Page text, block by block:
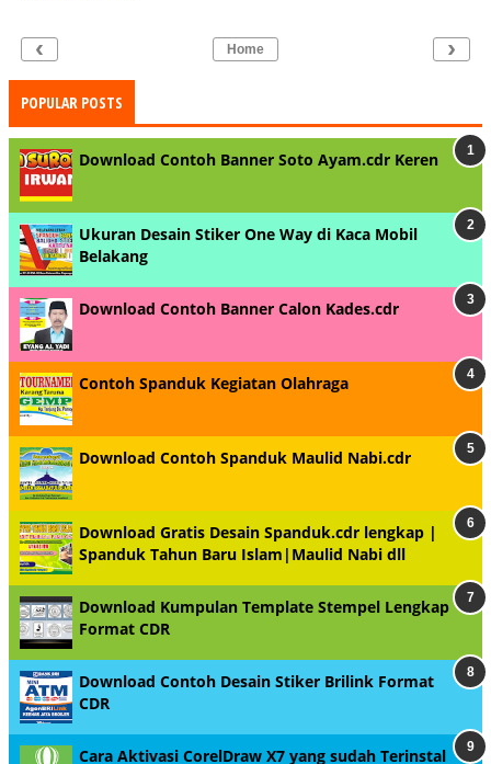
‹ ›
Home
POPULAR POSTS
Download Contoh Banner Soto Ayam.cdr Keren
Ukuran Desain Stiker One Way di Kaca Mobil
Belakang
Download Contoh Banner Calon Kades.cdr
Contoh Spanduk Kegiatan Olahraga
Download Contoh Spanduk Maulid Nabi.cdr
Download Gratis Desain Spanduk.cdr lengkap |
Spanduk Tahun Baru Islam|Maulid Nabi dll
Download Kumpulan Template Stempel Lengkap
Format CDR
Download Contoh Desain Stiker Brilink Format
CDR
Cara Aktivasi CorelDraw X7 yang sudah Terinstal